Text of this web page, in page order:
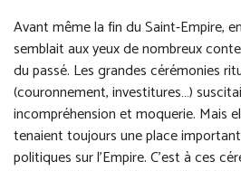
Avant même la fin du Saint-Empire,
semblait aux yeux de nombreux
du passé. Les grandes cérémonies
(couronnement, investitures…)
incompréhension et moquerie. Mais
tenaient toujours une place
politiques sur l’Empire. C’est à ces